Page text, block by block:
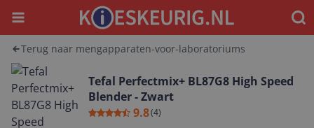
Menu
Terug naar mengapparaten-voor-laboratoriums
Tefal Perfectmix+ BL87G8 High Speed
Blender - Zwart
9.8(4)